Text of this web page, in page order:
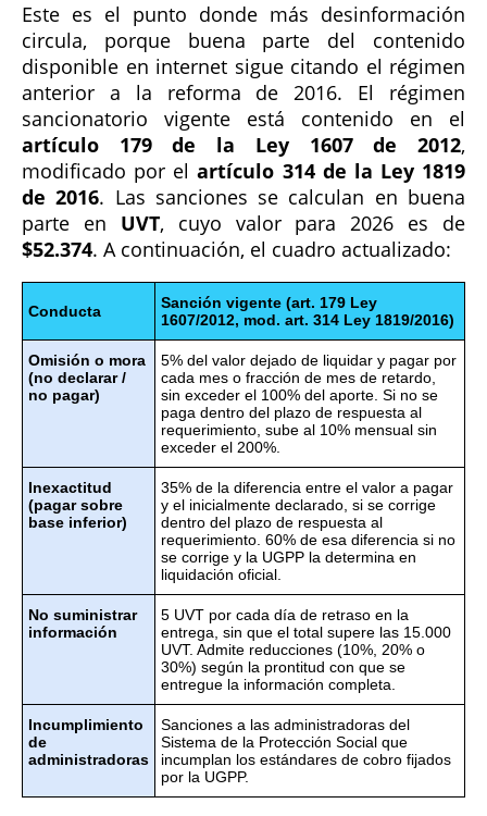
Este es el punto donde más desinformación
circula, porque buena parte del contenido
disponible en internet sigue citando el régimen
anterior a la reforma de 2016. El régimen
sancionatorio vigente está contenido en el
artículo 179 de la Ley 1607 de 2012,
modificado por elartículo 314 de la Ley 1819
de 2016. Las sanciones se calculan en buena
parte en UVT, cuyo valor para 2026 es de
$52.374. A continuación, el cuadro actualizado:
Conducta
Sanción vigente (art. 179 Ley
1607/2012, mod. art. 314 Ley 1819/2016)
Omisión o mora
(no declarar /
no pagar)
5% del valor dejado de liquidar y pagar por
cada mes o fracción de mes de retardo,
sin exceder el 100% del aporte. Si no se
paga dentro del plazo de respuesta al
requerimiento, sube al 10% mensual sin
exceder el 200%.
Inexactitud
(pagar sobre
base inferior)
35% de la diferencia entre el valor a pagar
y el inicialmente declarado, si se corrige
dentro del plazo de respuesta al
requerimiento. 60% de esa diferencia si no
se corrige y la UGPP la determina en
liquidación oficial.
No suministrar
información
5 UVT por cada día de retraso en la
entrega, sin que el total supere las 15.000
UVT. Admite reducciones (10%, 20% o
30%) según la prontitud con que se
entregue la información completa.
Incumplimiento
de
administradoras
Sanciones a las administradoras del
Sistema de la Protección Social que
incumplan los estándares de cobro fijados
por la UGPP.